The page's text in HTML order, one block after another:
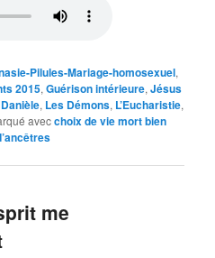
Pilules-Mariage-homosexuel,
2015,Guérison intérieure,Jésus
, Les Démons, L’Eucharistie,
avecchoix de vie mort bien
me